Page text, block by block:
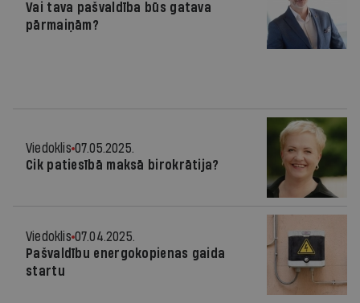
Vai tava pašvaldība būs gatava
pārmaiņām?
Viedoklis 07.05.2025.
Cik patiesībā maksā birokrātija?
Viedoklis 07.04.2025.
Pašvaldību energokopienas gaida
startu